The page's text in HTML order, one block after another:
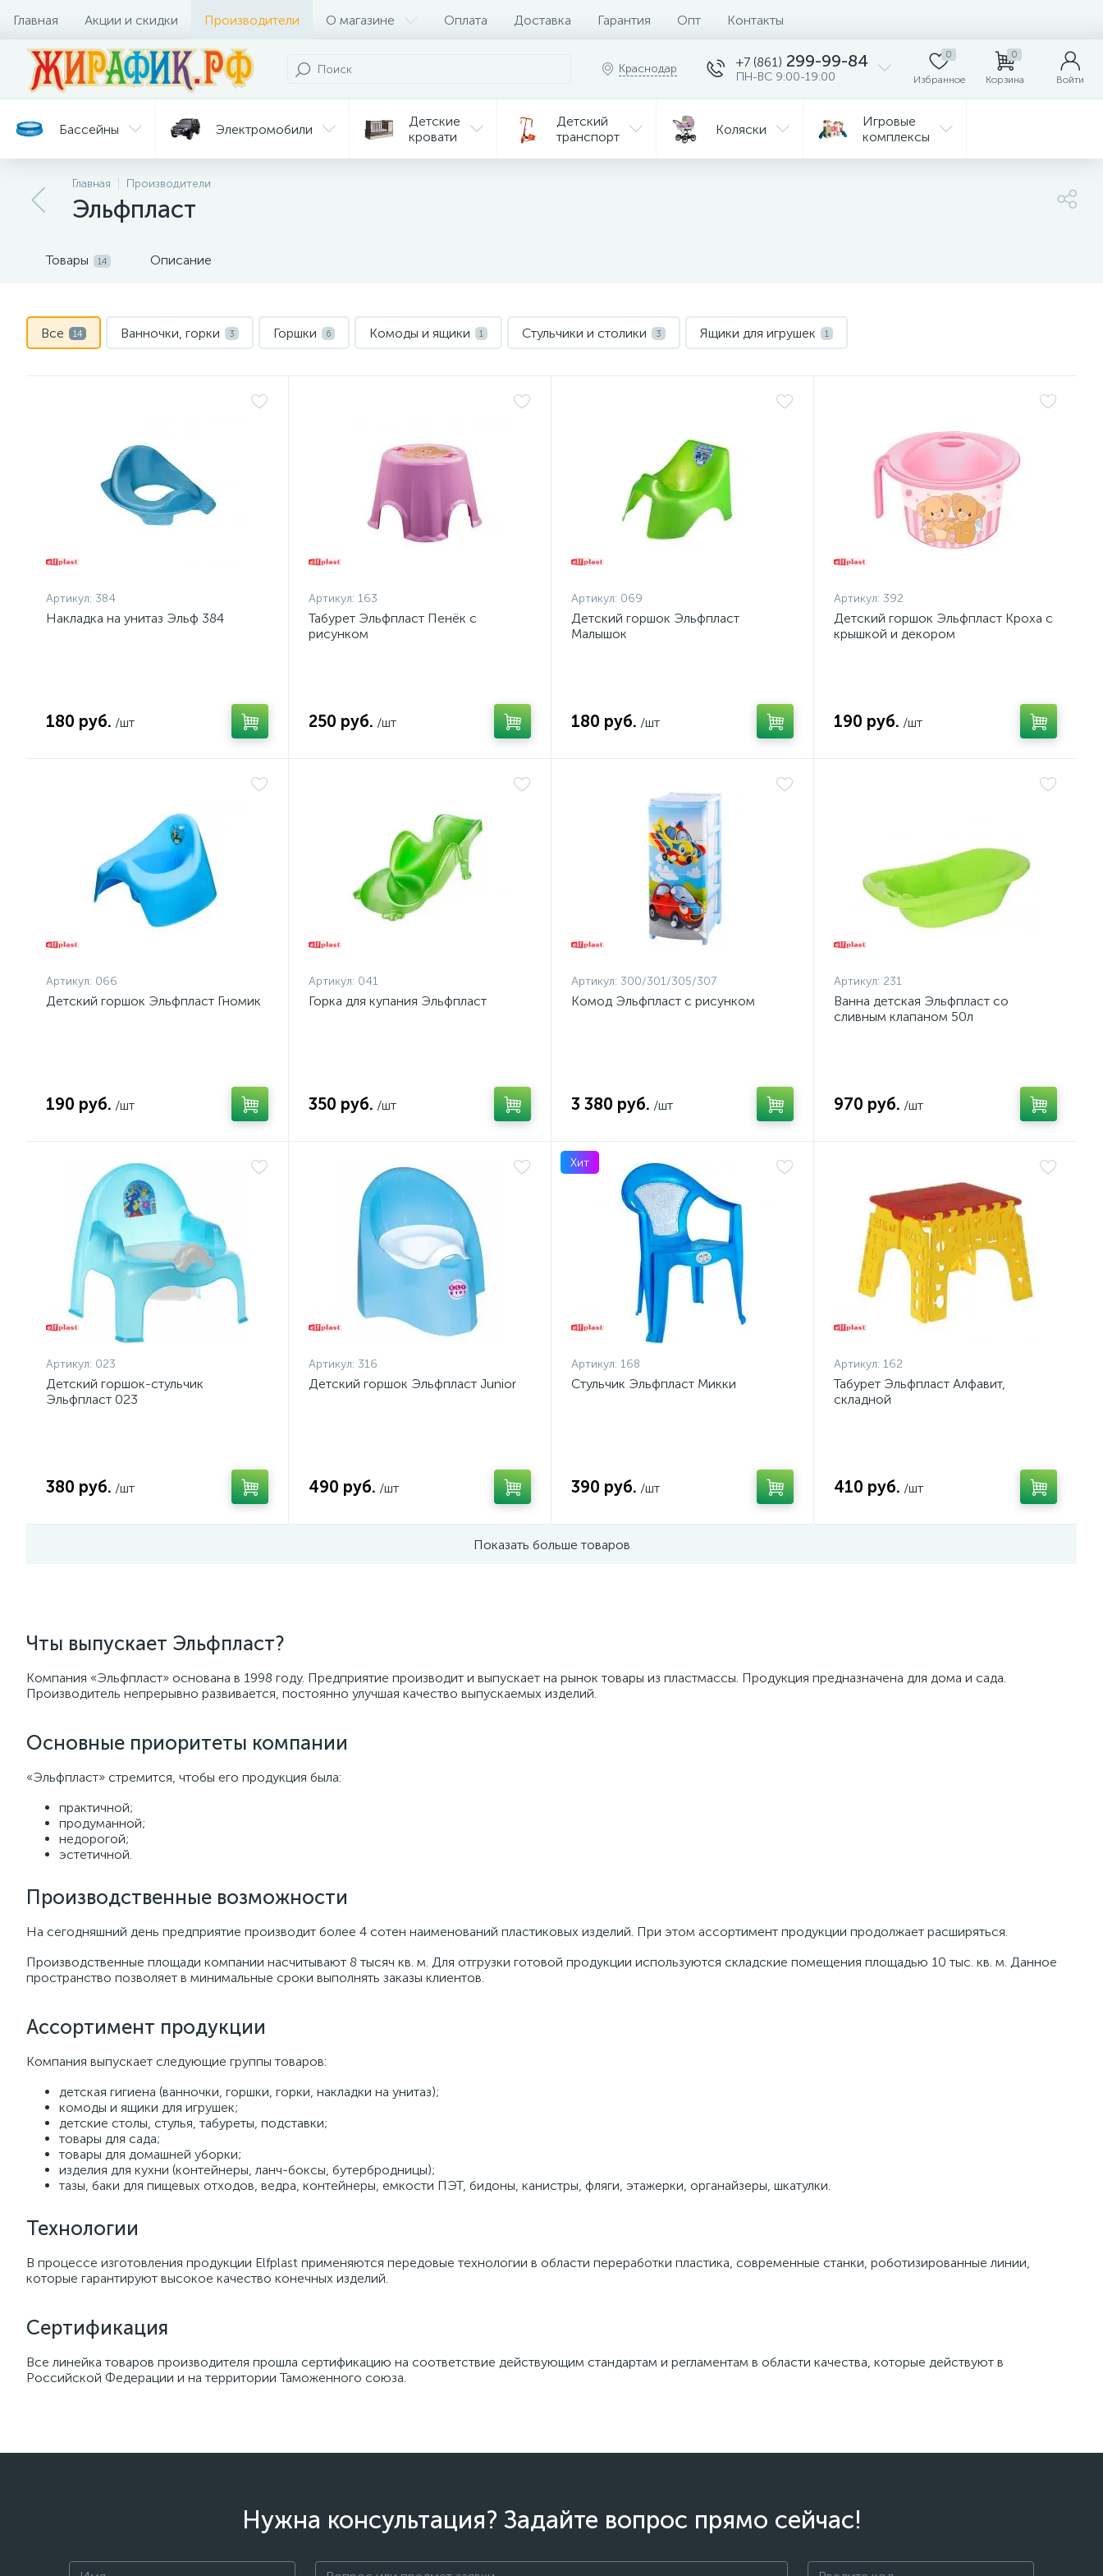
Главная Акции и скидки Производители О магазине Оплата Доставка Гарантия Опт Контакты
Краснодар +7 (861) 299-99-84
ПН-ВС 9:00-19:00
0
Избранное
0
Корзина Войти
Бассейны Электромобили
Детские
кровати
Детский
транспорт
Коляски
Игровые
комплексы
Батуты Велосипеды
и уход
горки
Главная Производители
Эльфпласт
Товары 14 Описание
Все 14 Ванночки, горки 3 Горшки 6 Комоды и ящики 1 Стульчики и столики 3 Ящики для игрушек 1
Артикул: 384
Накладка на унитаз Эльф 384
180 руб. /шт
Артикул: 163
Табурет Эльфпласт Пенёк с
рисунком
250 руб. /шт
Артикул: 069
Детский горшок Эльфпласт
Малышок
180 руб. /шт
Артикул: 392
Детский горшок Эльфпласт Кроха с
крышкой и декором
190 руб. /шт
Артикул: 066
Детский горшок Эльфпласт Гномик
190 руб. /шт
Артикул: 041
Горка для купания Эльфпласт
350 руб. /шт
Артикул: 300/301/305/307
Комод Эльфпласт с рисунком
3 380 руб. /шт
Артикул: 231
Ванна детская Эльфпласт со
сливным клапаном 50л
970 руб. /шт
Артикул: 023
Детский горшок-стульчик
Эльфпласт 023
380 руб. /шт
Артикул: 316
Детский горшок Эльфпласт Junior
490 руб. /шт
Хит
Артикул: 168
Стульчик Эльфпласт Микки
390 руб. /шт
Артикул: 162
Табурет Эльфпласт Алфавит,
складной
410 руб. /шт
Показать больше товаров
Чты выпускает Эльфпласт?
Компания «Эльфпласт» основана в 1998 году. Предприятие производит и выпускает на рынок товары из пластмассы. Продукция предназначена для дома и сада.
Производитель непрерывно развивается, постоянно улучшая качество выпускаемых изделий.
Основные приоритеты компании
«Эльфпласт» стремится, чтобы его продукция была:
практичной;
продуманной;
недорогой;
эстетичной.
Производственные возможности
На сегодняшний день предприятие производит более 4 сотен наименований пластиковых изделий. При этом ассортимент продукции продолжает расширяться.
Производственные площади компании насчитывают 8 тысяч кв. м. Для отгрузки готовой продукции используются складские помещения площадью 10 тыс. кв. м. Данное
пространство позволяет в минимальные сроки выполнять заказы клиентов.
Ассортимент продукции
Компания выпускает следующие группы товаров:
детская гигиена (ванночки, горшки, горки, накладки на унитаз);
комоды и ящики для игрушек;
детские столы, стулья, табуреты, подставки;
товары для сада;
товары для домашней уборки;
изделия для кухни (контейнеры, ланч-боксы, бутербродницы);
тазы, баки для пищевых отходов, ведра, контейнеры, емкости ПЭТ, бидоны, канистры, фляги, этажерки, органайзеры, шкатулки.
Технологии
В процессе изготовления продукции Elfplast применяются передовые технологии в области переработки пластика, современные станки, роботизированные линии,
которые гарантируют высокое качество конечных изделий.
Сертификация
Все линейка товаров производителя прошла сертификацию на соответствие действующим стандартам и регламентам в области качества, которые действуют в
Российской Федерации и на территории Таможенного союза.
Нужна консультация? Задайте вопрос прямо сейчас!